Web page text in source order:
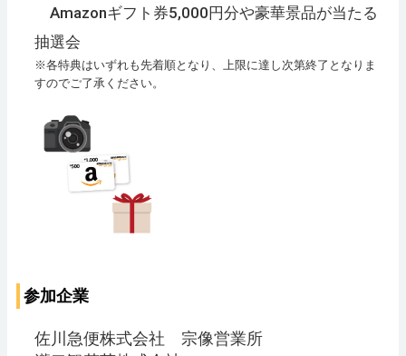
Amazonギフト券5,000円分や豪華景品が当たる
抽選会
※各特典はいずれも先着順となり、上限に達し次第終了となりま
すのでご了承ください。
参加企業
佐川急便株式会社 宗像営業所